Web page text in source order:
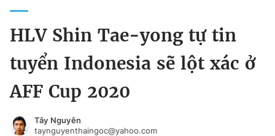
Chào ngày mới
Đổi mật khẩu
Tin đã lưu
Tin đã xem
Đăng xuất
HLV Shin Tae-yong tự tin
tuyển Indonesia sẽ lột xác ở
AFF Cup 2020
Tây Nguyên
taynguyenthaingoc@yahoo.com